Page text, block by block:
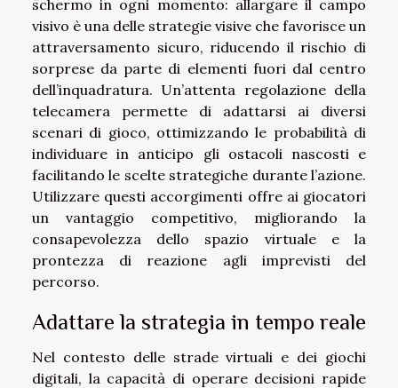
schermo in ogni momento: allargare il campo
visivo è una delle strategie visive che favorisce un
attraversamento sicuro, riducendo il rischio di
sorprese da parte di elementi fuori dal centro
dell’inquadratura. Un’attenta regolazione della
telecamera permette di adattarsi ai diversi
scenari di gioco, ottimizzando le probabilità di
individuare in anticipo gli ostacoli nascosti e
facilitando le scelte strategiche durante l’azione.
Utilizzare questi accorgimenti offre ai giocatori
un vantaggio competitivo, migliorando la
consapevolezza dello spazio virtuale e la
prontezza di reazione agli imprevisti del
percorso.
Adattare la strategia in tempo reale
Nel contesto delle strade virtuali e dei giochi
digitali, la capacità di operare decisioni rapide